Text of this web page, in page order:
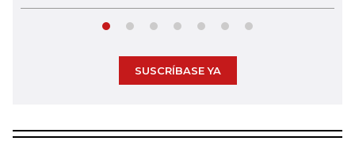
SUSCRÍBASE YA